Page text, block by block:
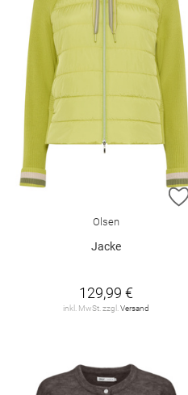
Olsen
Jacke
129,99 €
inkl. MwSt. zzgl. Versand